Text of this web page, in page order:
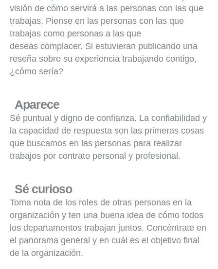
visión de cómo servirá a las personas con las que
trabajas. Piense en las personas con las que
trabajas como personas a las que
deseas complacer. Si estuvieran publicando una
reseña sobre su experiencia trabajando contigo,
¿cómo sería?
Aparece
Sé puntual y digno de confianza. La confiabilidad y
la capacidad de respuesta son las primeras cosas
que buscamos en las personas para realizar
trabajos por contrato personal y profesional.
Sé curioso
Toma nota de los roles de otras personas en la
organización y ten una buena idea de cómo todos
los departamentos trabajan juntos. Concéntrate en
el panorama general y en cuál es el objetivo final
de la organización.